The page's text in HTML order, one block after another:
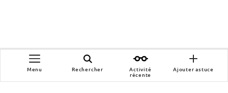
Menu Rechercher
Activité
récente
Ajouter astuce